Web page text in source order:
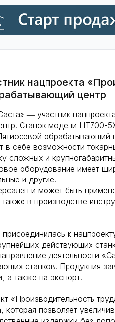
нацпроекта
центр
― участник
Станок модели НТ700-
обрабатывающий
в себе возможности
сложных и
оборудование имеет
и другие.
и может быть
в производстве
к
действующих
деятельности
станков. Продукция
а также на экспорт.
«Производительность
которая позволяет